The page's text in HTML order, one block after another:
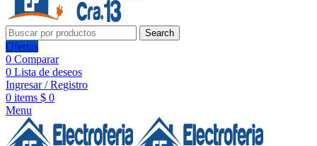
Search
Ofertas
0 Comparar
0 Lista de deseos
Ingresar / Registro
0 items $ 0
Menu